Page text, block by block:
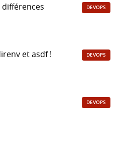
différences
DEVOPS
et asdf ! DEVOPS
DEVOPS